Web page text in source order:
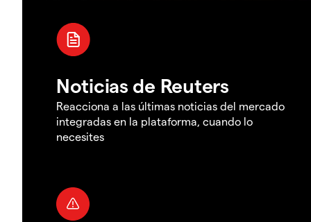
Noticias de Reuters
Reacciona a las últimas noticias del mercado
integradas en la plataforma, cuando lo
necesites